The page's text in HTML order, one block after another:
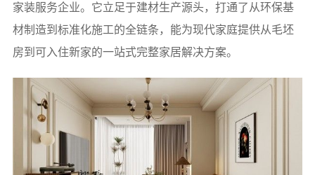
家装服务企业。它立足于建材生产源头，打通了从环保基
材制造到标准化施工的全链条，能为现代家庭提供从毛坯
房到可入住新家的一站式完整家居解决方案。